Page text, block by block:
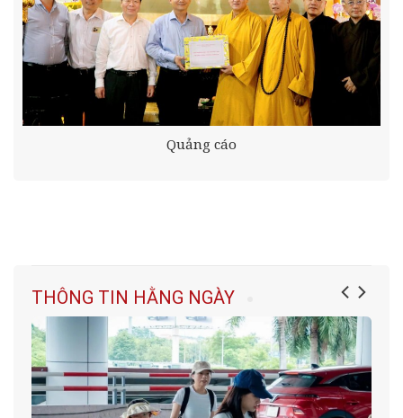
Quảng cáo
THÔNG TIN HẰNG NGÀY